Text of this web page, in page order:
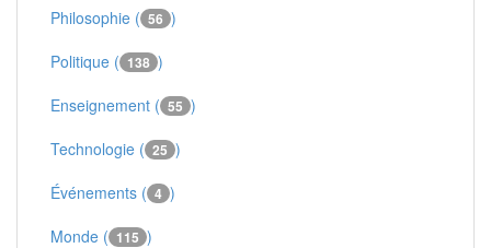
Philosophie ( 56 )
Politique ( 138 )
Enseignement ( 55 )
Technologie ( 25 )
Événements ( 4 )
Monde ( 115 )